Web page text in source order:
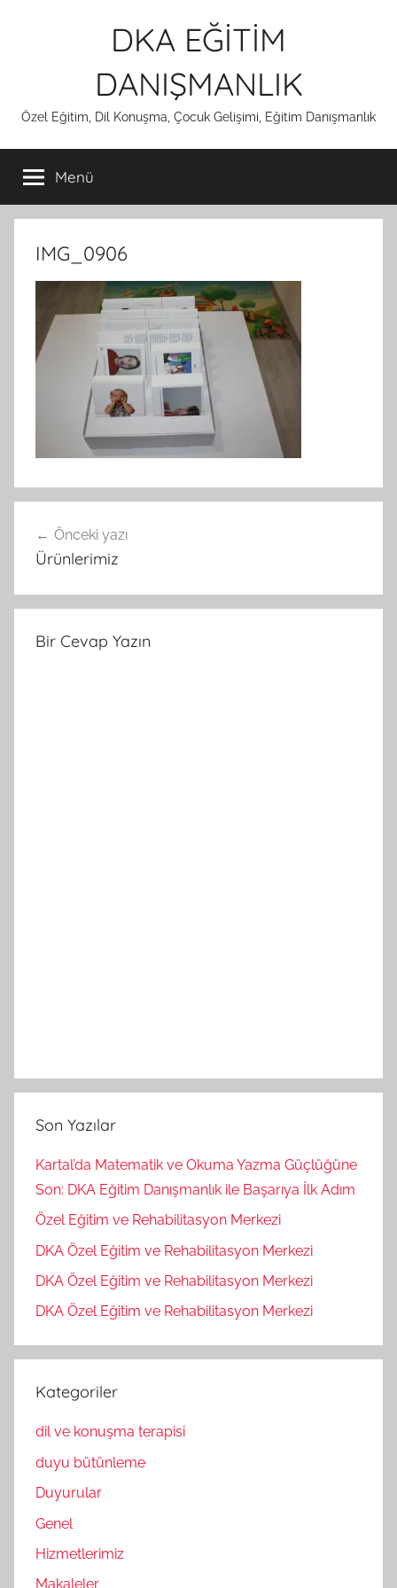
DKA EĞİTİM
DANIŞMANLIK
Özel Eğitim, Dil Konuşma, Çocuk Gelişimi, Eğitim Danışmanlık
Menü
IMG_0906
gezinmesi
Önceki yazı
Ürünlerimiz
Bir Cevap Yazın
Son Yazılar
Kartal’da Matematik ve Okuma Yazma Güçlüğüne
Son: DKA Eğitim Danışmanlık ile Başarıya İlk Adım
Özel Eğitim ve Rehabilitasyon Merkezi
DKA Özel Eğitim ve Rehabilitasyon Merkezi
DKA Özel Eğitim ve Rehabilitasyon Merkezi
DKA Özel Eğitim ve Rehabilitasyon Merkezi
Kategoriler
dil ve konuşma terapisi
duyu bütünleme
Duyurular
Genel
Hizmetlerimiz
Makaleler